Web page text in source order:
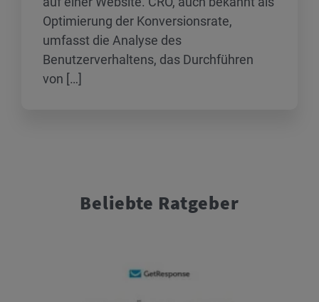
Optimierung der Konversionsrate,
umfasst die Analyse des
Benutzerverhaltens, das Durchführen
von […]
Beliebte Ratgeber